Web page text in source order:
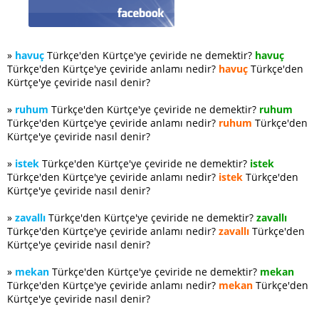
» havuç Türkçe'den Kürtçe'ye çeviride ne demektir? havuç
Türkçe'den Kürtçe'ye çeviride anlamı nedir? havuç Türkçe'den
Kürtçe'ye çeviride nasıl denir?
» ruhum Türkçe'den Kürtçe'ye çeviride ne demektir? ruhum
Türkçe'den Kürtçe'ye çeviride anlamı nedir? ruhum Türkçe'den
Kürtçe'ye çeviride nasıl denir?
» istek Türkçe'den Kürtçe'ye çeviride ne demektir? istek
Türkçe'den Kürtçe'ye çeviride anlamı nedir? istek Türkçe'den
Kürtçe'ye çeviride nasıl denir?
» zavallı Türkçe'den Kürtçe'ye çeviride ne demektir? zavallı
Türkçe'den Kürtçe'ye çeviride anlamı nedir? zavallı Türkçe'den
Kürtçe'ye çeviride nasıl denir?
» mekan Türkçe'den Kürtçe'ye çeviride ne demektir? mekan
Türkçe'den Kürtçe'ye çeviride anlamı nedir? mekan Türkçe'den
Kürtçe'ye çeviride nasıl denir?